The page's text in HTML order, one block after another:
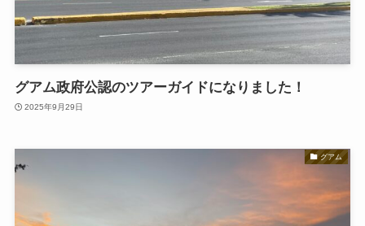
グアム政府公認のツアーガイドになりました！
2025年9月29日
グアム